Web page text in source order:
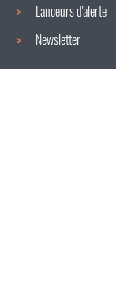
Lanceurs d'alerte
Newsletter